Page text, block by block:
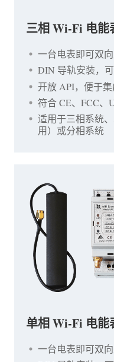
三相 Wi-Fi 电能
一台电表即可双
DIN 导轨安装，
开放 API，便于
符合 CE、FCC、
适用于三相系统
用）或分相系统
单相 Wi-Fi 电能
一台电表即可双